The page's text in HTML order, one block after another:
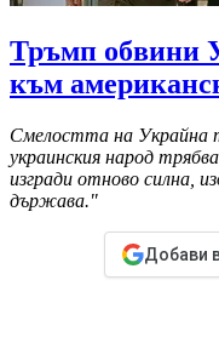
Тръмп обвини
към
Смелостта на Украйна
украинския народ
изгради отново силна,
държава."
Добави